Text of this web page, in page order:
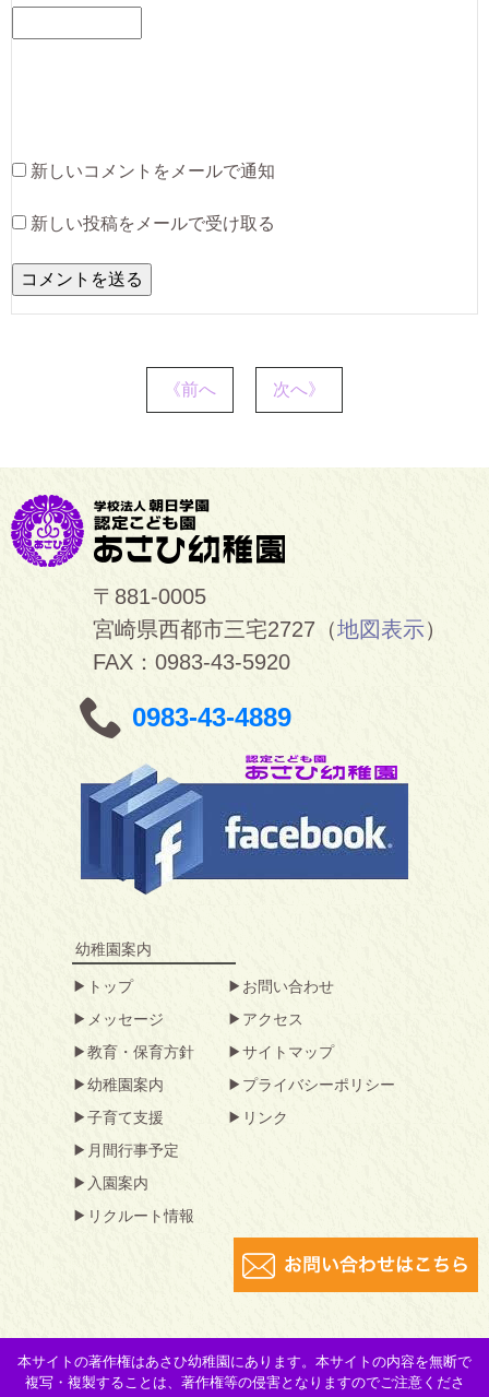
新しいコメントをメールで通知
新しい投稿をメールで受け取る
《前へ 次へ》
〒881-0005
宮崎県西都市三宅2727（地図表示）
FAX：0983-43-5920
0983-43-4889
幼稚園案内
トップ
メッセージ
教育・保育方針
幼稚園案内
子育て支援
月間行事予定
入園案内
リクルート情報
お問い合わせ
アクセス
サイトマップ
プライバシーポリシー
リンク
本サイトの著作権はあさひ幼稚園にあります。本サイトの内容を無断で
複写・複製することは、著作権等の侵害となりますのでご注意くださ